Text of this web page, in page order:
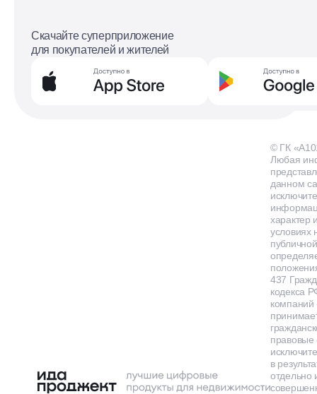
Скачайте суперприложение
для покупателей и жителей
© ГК
Любая
данном
характер
условиях
437
кодекса
правовые
в
отдельно